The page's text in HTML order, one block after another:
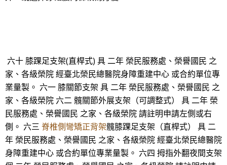
六十 膝踝足支架(直桿式) 具 二年 榮民服務處、榮譽國民 之
家、各級榮院 經臺北榮民總醫院身障重建中心 或合約單位專
業量製。 六一 膝關節支架 具 二年 榮民服務處、榮譽國民 之
家、各級榮院 六二 髖關節外展支架（可調整式） 具 二年 榮
民服務處、榮譽國民 之家、各級榮院 請註明申請左側或右
側。 六三 脊椎側彎矯正背架髖膝踝足支架（直桿式） 具 二
年 榮民服務處、榮譽國民 之家、各級榮院 經臺北榮民總醫院
身障重建中心 或合約單位專業量製。 六四 拇指外翻夜間支架